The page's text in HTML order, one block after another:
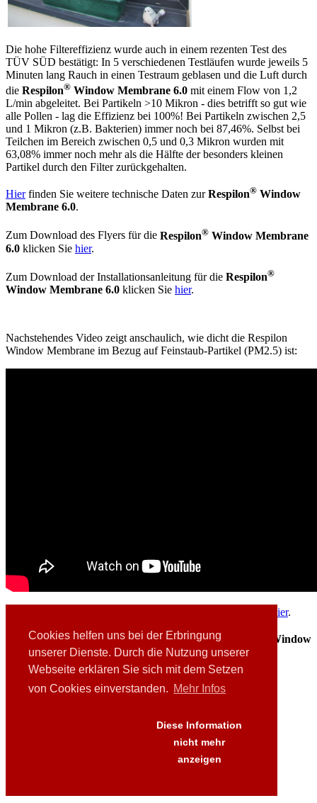
Cookies helfen uns bei der Erbringung
unserer Dienste. Durch die Nutzung unserer
Webseite erklären Sie sich mit dem Setzen
von Cookies einverstanden. Mehr Infos
Diese Information
nicht mehr
anzeigen
Die hohe Filtereffizienz wurde auch in einem rezenten Test des
TÜV SÜD bestätigt: In 5 verschiedenen Testläufen wurde jeweils 5
Minuten lang Rauch in einen Testraum geblasen und die Luft durch
die Respilon® Window Membrane 6.0 mit einem Flow von 1,2
L/min abgeleitet. Bei Partikeln >10 Mikron - dies betrifft so gut wie
alle Pollen - lag die Effizienz bei 100%! Bei Partikeln zwischen 2,5
und 1 Mikron (z.B. Bakterien) immer noch bei 87,46%. Selbst bei
Teilchen im Bereich zwischen 0,5 und 0,3 Mikron wurden mit
63,08% immer noch mehr als die Hälfte der besonders kleinen
Partikel durch den Filter zurückgehalten.
Hierfinden Sie weitere technische Daten zurRespilon® Window
Membrane 6.0.
Zum Download des Flyers für die Respilon® Window Membrane
6.0 klicken Sie hier.
Zum Download der Installationsanleitung für die Respilon®
Window Membrane 6.0 klicken Sie hier.
Nachstehendes Video zeigt anschaulich, wie dicht die Respilon
Window Membrane im Bezug auf Feinstaub-Partikel (PM2.5) ist:
hier.
Für Preisanfragen bei Spezialgrößen betreffendRespilon
Window
Membrane 6.0klicken Siehier .
Produkt bestellen